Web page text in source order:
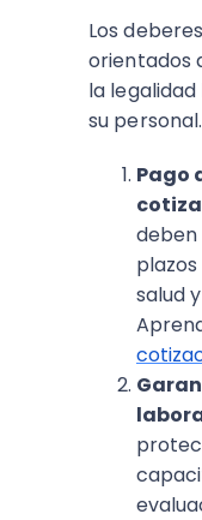
Los
orientados
la
su personal.
Pago
deben
plazos
salud